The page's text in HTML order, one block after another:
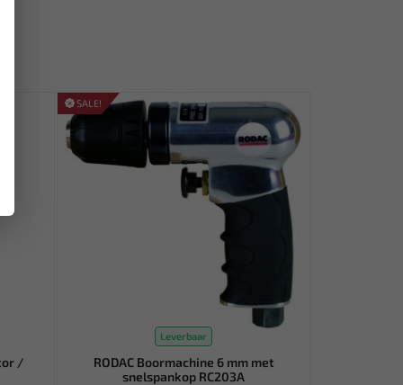
/
SALE!
Leverbaar
RODAC Boormachine 6 mm met
snelspankop RC203A